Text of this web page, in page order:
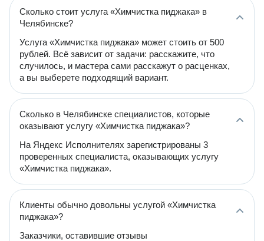
Сколько стоит услуга «Химчистка пиджака» в
Челябинске?
Услуга «Химчистка пиджака» может стоить от 500
рублей. Всё зависит от задачи: расскажите, что
случилось, и мастера сами расскажут о расценках,
а вы выберете подходящий вариант.
Сколько в Челябинске специалистов, которые
оказывают услугу «Химчистка пиджака»?
На Яндекс Исполнителях зарегистрированы 3
проверенных специалиста, оказывающих услугу
«Химчистка пиджака».
Клиенты обычно довольны услугой «Химчистка
пиджака»?
Заказчики, оставившие отзывы